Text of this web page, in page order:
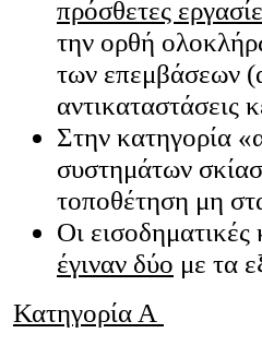
πρόσθετες
την ορθή
των επεμβάσεων
αντικαταστάσεις
Στην κατηγορία
συστημάτων
τοποθέτηση μη
Οι
έγιναν δύο με τα
Κατηγορία Α